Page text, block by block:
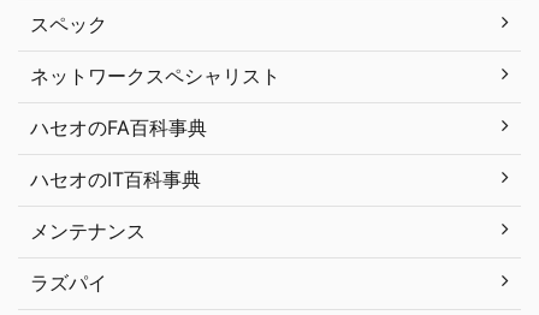
スペック
ネットワークスペシャリスト
ハセオのFA百科事典
ハセオのIT百科事典
メンテナンス
ラズパイ